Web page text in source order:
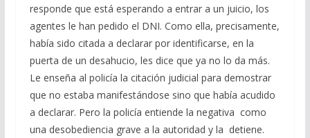
responde que está esperando a entrar a un juicio, los
agentes le han pedido el DNI. Como ella, precisamente,
había sido citada a declarar por identificarse, en la
puerta de un desahucio, les dice que ya no lo da más.
Le enseña al policía la citación judicial para demostrar
que no estaba manifestándose sino que había acudido
a declarar. Pero la policía entiende la negativa como
una desobediencia grave a la autoridad y la detiene.